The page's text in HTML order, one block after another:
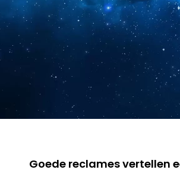
Goede reclames vertellen